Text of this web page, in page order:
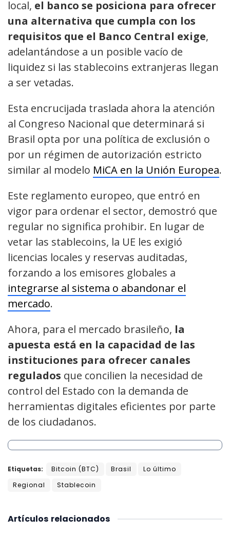
local, el banco se posiciona para ofrecer
una alternativa que cumpla con los
requisitos que el Banco Central exige,
adelantándose a un posible vacío de
liquidez si las stablecoins extranjeras llegan
a ser vetadas.
Esta encrucijada traslada ahora la atención
al Congreso Nacional que determinará si
Brasil opta por una política de exclusión o
por un régimen de autorización estricto
similar al modelo MiCA en la Unión Europea.
Este reglamento europeo, que entró en
vigor para ordenar el sector, demostró que
regular no significa prohibir. En lugar de
vetar las stablecoins, la UE les exigió
licencias locales y reservas auditadas,
forzando a los emisores globales a
integrarse al sistema o abandonar el
mercado.
Ahora, para el mercado brasileño, la
apuesta está en la capacidad de las
instituciones para ofrecer canales
regulados que concilien la necesidad de
control del Estado con la demanda de
herramientas digitales eficientes por parte
de los ciudadanos.
Etiquetas: Bitcoin (BTC) Brasil
Lo último
Regional
Stablecoin
relacionados
Artículos